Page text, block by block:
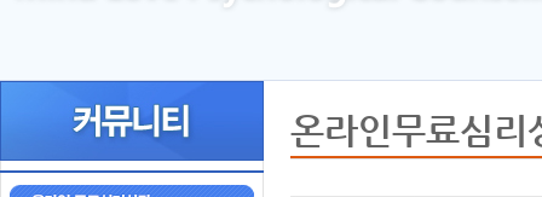
온라인무료심리